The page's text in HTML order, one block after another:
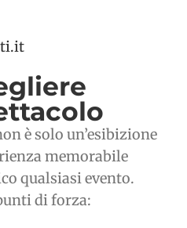
è solo un’esibizione
memorabile
qualsiasi evento.
di forza: